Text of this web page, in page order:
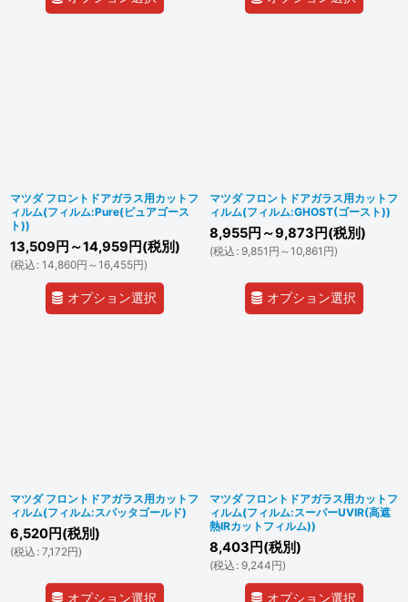
マツダ フロントドアガラス用カットフ
ィルム(フィルム:Pure(ピュアゴース
ト))
13,509 円 ～14,959 円(税別)
(税込 : 14,860円 ～16,455円)
オプション選択
マツダ フロントドアガラス用カットフ
ィルム(フィルム:GHOST(ゴースト))
8,955円 ～9,873 円(税別)
(税込 : 9,851 円 ～10,861 円)
オプション選択
マツダ フロントドアガラス用カットフ
ィルム(フィルム:スパッタゴールド)
6,520円(税別)
(税込 : 7,172円)
オプション選択
マツダ フロントドアガラス用カットフ
ィルム(フィルム:スーパーUVIR(高遮
熱IRカットフィルム))
8,403 円(税別)
(税込 : 9,244円)
オプション選択